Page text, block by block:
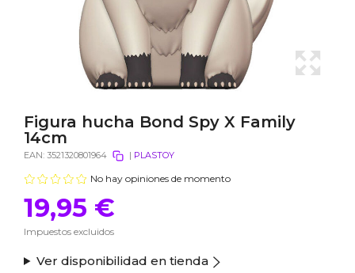
Figura hucha Bond Spy X Family
14cm
EAN: 3521320801964 | PLASTOY
No hay opiniones de momento
19,95 €
Impuestos excluidos
Ver disponibilidad en tienda